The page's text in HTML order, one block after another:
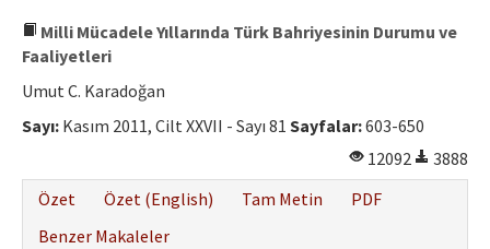
Milli Mücadele Yıllarında Türk Bahriyesinin Durumu ve
Faaliyetleri
Umut C. Karadoğan
Sayı: Kasım 2011, Cilt XXVII - Sayı 81 Sayfalar:603-650
12092
3888
Özet
Özet (English) Tam Metin
PDF
Benzer Makaleler